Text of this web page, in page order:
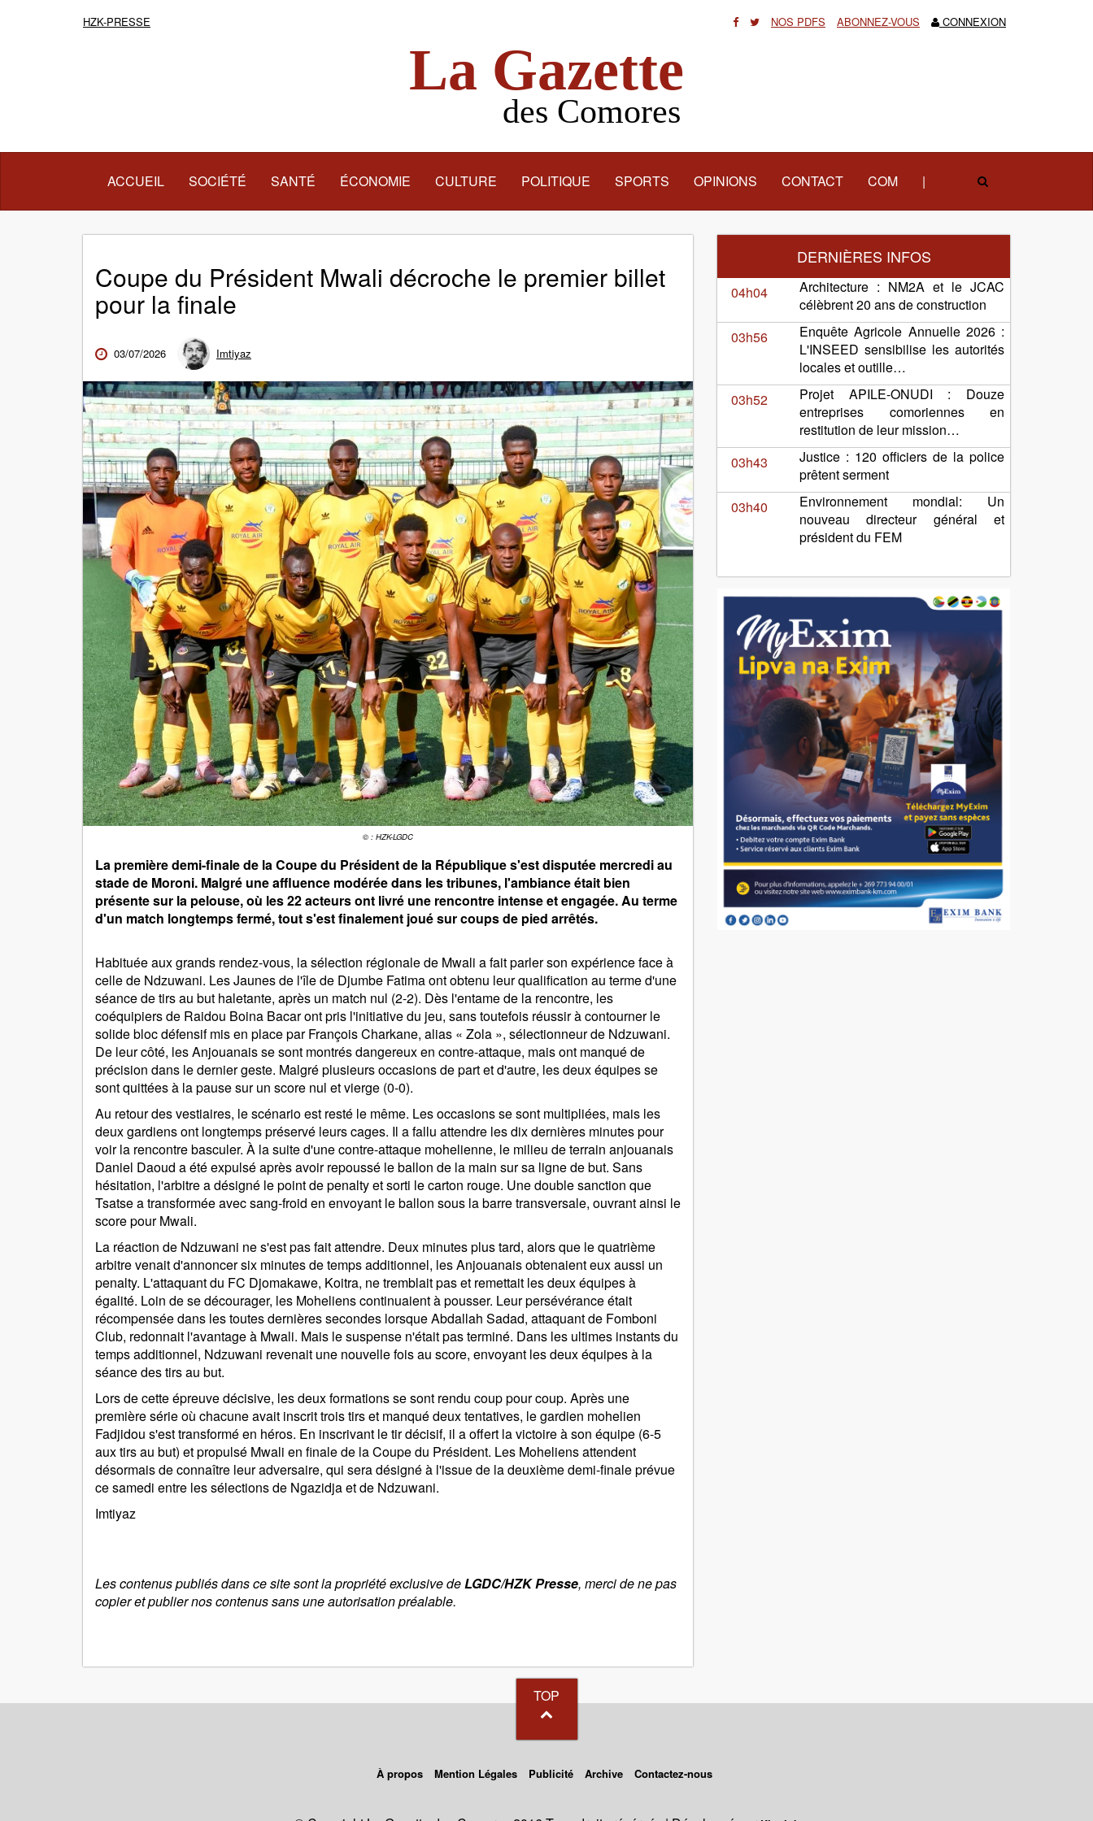
HZK-PRESSE NOS PDFS ABONNEZ-VOUS CONNEXION
La Gazette
des Comores
ACCUEIL(COURANT)
SOCIÉTÉ SANTÉ ÉCONOMIE CULTURE POLITIQUE SPORTS OPINIONS CONTACT COM |
Coupe du Président Mwali décroche le premier billet
pour la finale
03/07/2026 Imtiyaz
© : HZK-LGDC
La première demi-finale de la Coupe du Président de la République s'est disputée mercredi au
stade de Moroni. Malgré une affluence modérée dans les tribunes, l'ambiance était bien
présente sur la pelouse, où les 22 acteurs ont livré une rencontre intense et engagée. Au terme
d'un match longtemps fermé, tout s'est finalement joué sur coups de pied arrêtés.
Habituée aux grands rendez-vous, la sélection régionale de Mwali a fait parler son expérience face à
celle de Ndzuwani. Les Jaunes de l'île de Djumbe Fatima ont obtenu leur qualification au terme d'une
séance de tirs au but haletante, après un match nul (2-2). Dès l'entame de la rencontre, les
coéquipiers de Raidou Boina Bacar ont pris l'initiative du jeu, sans toutefois réussir à contourner le
solide bloc défensif mis en place par François Charkane, alias « Zola », sélectionneur de Ndzuwani.
De leur côté, les Anjouanais se sont montrés dangereux en contre-attaque, mais ont manqué de
précision dans le dernier geste. Malgré plusieurs occasions de part et d'autre, les deux équipes se
sont quittées à la pause sur un score nul et vierge (0-0).
Au retour des vestiaires, le scénario est resté le même. Les occasions se sont multipliées, mais les
deux gardiens ont longtemps préservé leurs cages. Il a fallu attendre les dix dernières minutes pour
voir la rencontre basculer. À la suite d'une contre-attaque mohelienne, le milieu de terrain anjouanais
Daniel Daoud a été expulsé après avoir repoussé le ballon de la main sur sa ligne de but. Sans
hésitation, l'arbitre a désigné le point de penalty et sorti le carton rouge. Une double sanction que
Tsatse a transformée avec sang-froid en envoyant le ballon sous la barre transversale, ouvrant ainsi le
score pour Mwali.
La réaction de Ndzuwani ne s'est pas fait attendre. Deux minutes plus tard, alors que le quatrième
arbitre venait d'annoncer six minutes de temps additionnel, les Anjouanais obtenaient eux aussi un
penalty. L'attaquant du FC Djomakawe, Koitra, ne tremblait pas et remettait les deux équipes à
égalité. Loin de se décourager, les Moheliens continuaient à pousser. Leur persévérance était
récompensée dans les toutes dernières secondes lorsque Abdallah Sadad, attaquant de Fomboni
Club, redonnait l'avantage à Mwali. Mais le suspense n'était pas terminé. Dans les ultimes instants du
temps additionnel, Ndzuwani revenait une nouvelle fois au score, envoyant les deux équipes à la
séance des tirs au but.
Lors de cette épreuve décisive, les deux formations se sont rendu coup pour coup. Après une
première série où chacune avait inscrit trois tirs et manqué deux tentatives, le gardien mohelien
Fadjidou s'est transformé en héros. En inscrivant le tir décisif, il a offert la victoire à son équipe (6-5
aux tirs au but) et propulsé Mwali en finale de la Coupe du Président. Les Moheliens attendent
désormais de connaître leur adversaire, qui sera désigné à l'issue de la deuxième demi-finale prévue
ce samedi entre les sélections de Ngazidja et de Ndzuwani.
Imtiyaz
Les contenus publiés dans ce site sont la propriété exclusive deLGDC/HZK Presse, merci de ne pas
copier et publier nos contenus sans une autorisation préalable.
DERNIÈRES INFOS
04h04
Architecture : NM2A et le JCAC
célèbrent 20 ans de construction
03h56
Enquête Agricole Annuelle 2026 :
L'INSEED sensibilise les autorités
locales et outille…
03h52
Projet APILE-ONUDI : Douze
entreprises comoriennes en
restitution de leur mission…
03h43
Justice : 120 officiers de la police
prêtent serment
03h40
Environnement mondial: Un
nouveau directeur général et
président du FEM
TOP
À propos Mention Légales Publicité Archive Contactez-nous